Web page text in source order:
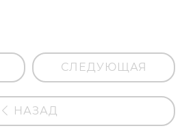
СЛЕДУЮЩАЯ
НАЗАД